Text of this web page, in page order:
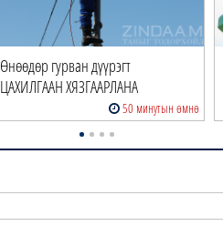
Өнөөдөр гурван дүүрэгт
ЦАХИЛГААН ХЯЗГААРЛАНА
50 минутын өмнө